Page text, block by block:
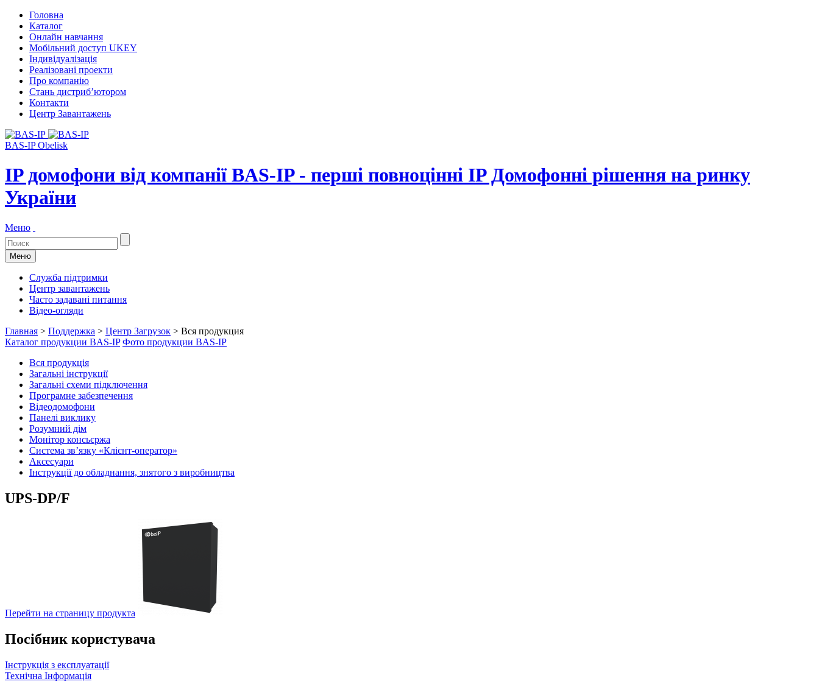
Головна
Каталог
Онлайн навчання
Мобільний доступ UKEY
Індивідуалізація
Реалізовані проекти
Про компанію
Стань дистриб’ютором
Контакти
Центр Завантажень
BAS-IP Obelisk
IP домофони від компанії BAS-IP - перші повноцінні IP Домофонні рішення на ринку
України
Меню
Меню
Служба підтримки
Центр завантажень
Часто задавані питання
Відео-огляди
Главная > Поддержка > Центр Загрузок > Вся продукция
Каталог продукции BAS-IP Фото продукции BAS-IP
Вся продукція
Загальні інструкції
Загальні схеми підключення
Програмне забезпечення
Відеодомофони
Панелі виклику
Розумний дім
Монітор консьєржа
Система зв’язку «Клієнт-оператор»
Аксесуари
Інструкції до обладнання, знятого з виробництва
UPS-DP/F
Перейти на страницу продукта
Посібник користувача
Інструкція з експлуатації
Технічна Інформація